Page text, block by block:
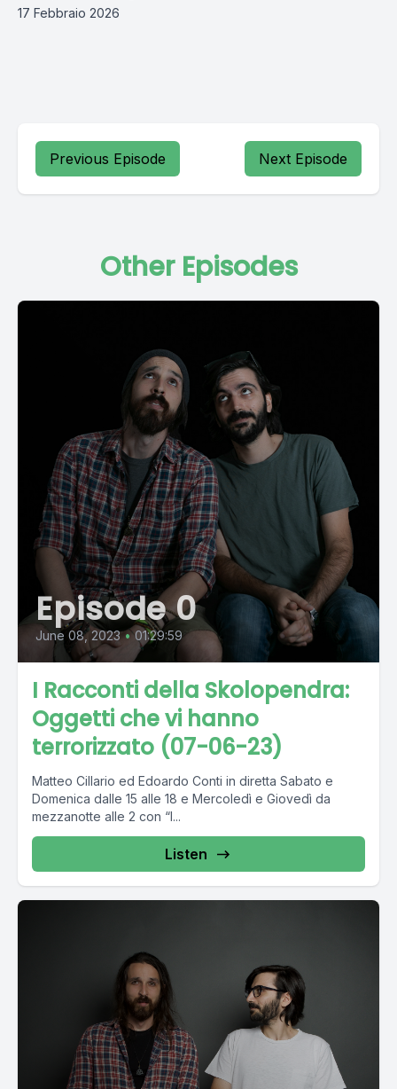
17 Febbraio 2026
Previous Episode Next Episode
Other Episodes
Episode 0
June 08, 2023 • 01:29:59
I Racconti della Skolopendra:
Oggetti che vi hanno
terrorizzato (07-06-23)
Matteo Cillario ed Edoardo Conti in diretta Sabato e
Domenica dalle 15 alle 18 e Mercoledì e Giovedì da
mezzanotte alle 2 con “I...
Listen